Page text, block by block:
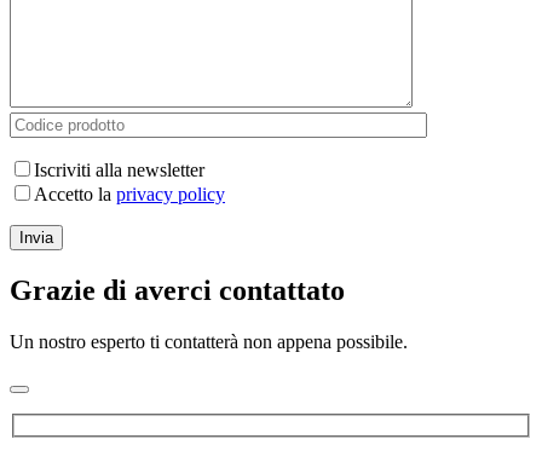
Iscriviti alla newsletter
Accetto la privacy policy
Grazie di averci contattato
Un nostro esperto ti contatterà non appena possibile.